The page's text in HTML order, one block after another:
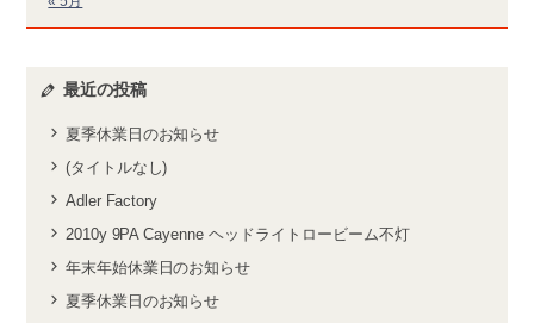
最近の投稿
夏季休業日のお知らせ
(タイトルなし)
Adler Factory
2010y 9PA Cayenne ヘッドライトロービーム不灯
年末年始休業日のお知らせ
夏季休業日のお知らせ